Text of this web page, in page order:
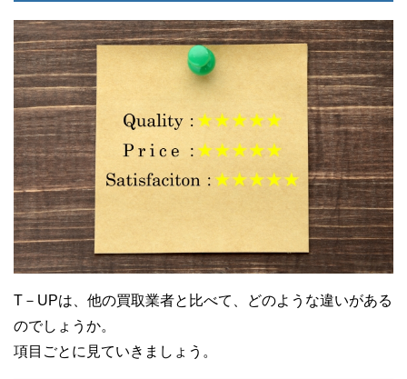
T－UPは、他の買取業者と比べて、どのような違いがある
のでしょうか。
項目ごとに見ていきましょう。